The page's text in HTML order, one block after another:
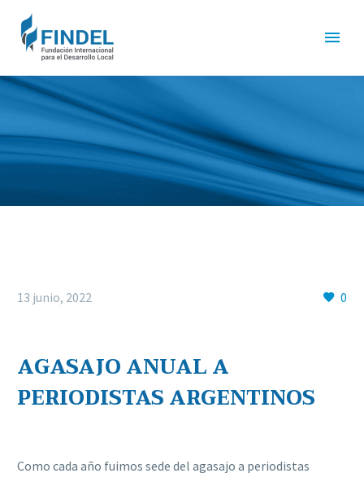
0
13 junio, 2022
AGASAJO ANUAL A
PERIODISTAS ARGENTINOS
Como cada año fuimos sede del agasajo a periodistas